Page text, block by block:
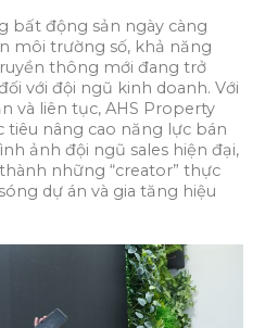
bất động sản ngày càng
môi trường số, khả năng
thông mới đang trở
với đội ngũ kinh doanh. Với
và liên tục, AHS Property
nâng cao năng lực bán
ảnh đội ngũ sales hiện đại,
những “creator” thực
dự án và gia tăng hiệu